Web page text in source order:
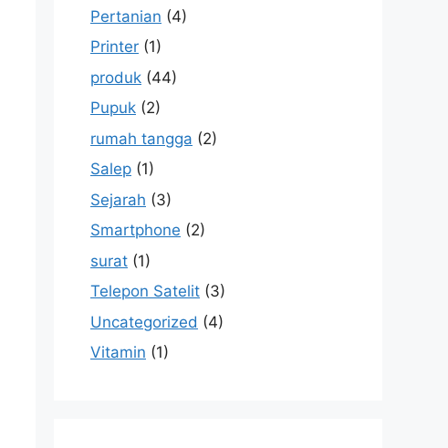
Pertanian (4)
Printer (1)
produk (44)
Pupuk (2)
rumah tangga (2)
Salep (1)
Sejarah (3)
Smartphone (2)
surat (1)
Telepon Satelit (3)
Uncategorized (4)
Vitamin (1)